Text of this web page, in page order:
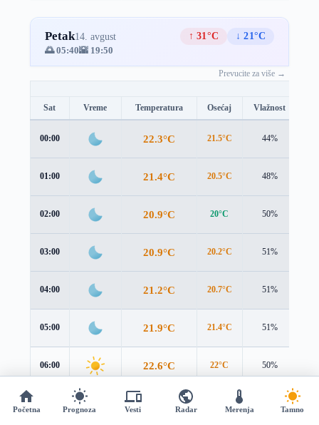
Petak14. avgust ↑ 31°C
↓ 21°C
🌅 05:40🌇 19:50
Prevucite za više →
Sat Vreme Temperatura Osećaj Vlažnost
00:00 22.3°C 21.5°C 44%
01:00 21.4°C 20.5°C 48%
02:00 20.9°C 20°C 50%
03:00 20.9°C 20.2°C 51%
04:00 21.2°C 20.7°C 51%
05:00 21.9°C 21.4°C 51%
06:00 22.6°C 22°C 50%
Početna Prognoza Vesti Radar Merenja Tamno